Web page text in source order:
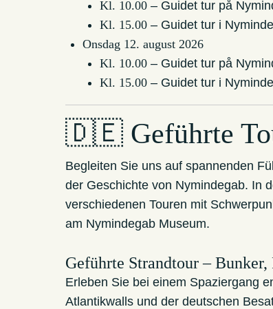
Kl. 10.00 – Guidet tur på
Kl. 15.00 – Guidet tur i
Onsdag 12. august 2026
Kl. 10.00 – Guidet tur på
Kl. 15.00 – Guidet tur i
🇩🇪 Geführte
Begleiten Sie uns auf spannenden
der Geschichte von Nymindegab. In
verschiedenen Touren mit
am Nymindegab Museum.
Geführte Strandtour – Bunker,
Erleben Sie bei einem Spaziergang
Atlantikwalls und der deutschen